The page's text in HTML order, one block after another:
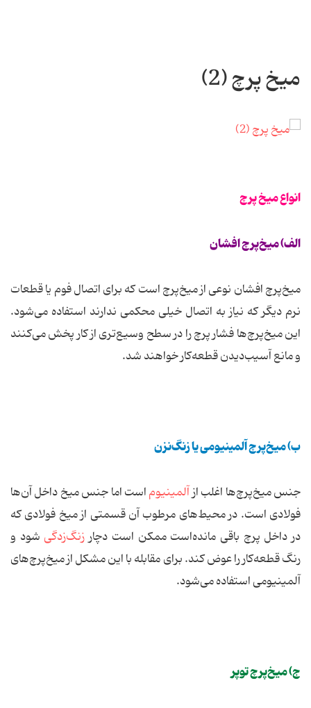
میخ پرچ (2)
انواع میخ پرچ
الف) میخ‌پرچ افشان
میخ‌پرچ افشان نوعی از میخ‌پرچ است که برای اتصال فوم یا قطعات
نرم دیگر که نیاز به اتصال خیلی محکمی ندارند استفاده می‌شود.
این میخ‌پرچ‌ها فشار پرچ را در سطح وسیع‌تری از کار پخش می‌کنند
و مانع آسیب‌دیدن قطعه‌کار خواهند شد.
ب) میخ‌پرچ آلمینیومی یا زنگ‌نزن
جنس میخ‌پرچ‌ها اغلب ازآلمینیوماست اما جنس میخ داخل آن‌ها
فولادی است. در محیط‌های مرطوب آن قسمتی از میخ فولادی که
در داخل پرچ باقی مانده‌است ممکن است دچارزنگ‌زدگی شود و
رنگ قطعه‌کار را عوض کند. برای مقابله با این مشکل از میخ‌پرچ‌های
آلمینیومی استفاده می‌شود.
ج) میخ‌پرچ توپر